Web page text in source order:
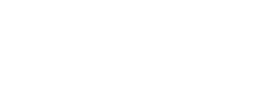
Sākt jau šodien